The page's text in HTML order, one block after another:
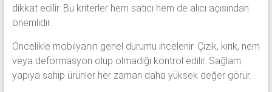
dikkat edilir. Bu kriterler hem satıcı hem de alıcı açısından
önemlidir.
Öncelikle mobilyanın genel durumu incelenir. Çizik, kırık, nem
veya deformasyon olup olmadığı kontrol edilir. Sağlam
yapıya sahip ürünler her zaman daha yüksek değer görür.